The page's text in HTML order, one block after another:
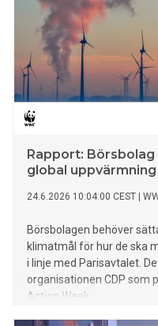
Rapport:
global uppvärmning
24.6.2026 10:04:00 CEST
Börsbolagen behöver
klimatmål för hur de ska
i linje med Parisavtalet.
organisationen CDP som
Action Week.